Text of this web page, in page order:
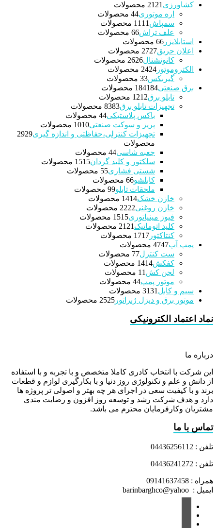
کشاورزی 21 21 محصولات
اره موتوری 44 محصولات
سمپاش
11 11 محصولات
علف تراش 66 محصولات
استابلایزر
66 محصولات
اعلان حریق
2727 محصولات
کانونشنال
2626 محصولات
الکتروموتور
2424 محصولات
گیربکس 33 محصولات
برق صنعتی
184184 محصولات
تابلو برق
1212 محصولات
تجهیزات تابلو برق
8383 محصولات
باکس پلاستیکی 44 محصولات
پریز و سوکت صنعتی
1010 محصولات
تجهیزات کنترلی،حفاظتی و اندازه گیری
2929
محصولات
جعبه شاسی 44 محصولات
سلکتور و کلید گردان
1515 محصولات
شستی فشاری 55 محصولات
کابلشو 66 محصولات
ملحقات تابلو 99 محصولات
خازن خشک
1414 محصولات
خازن روغنی
2222 محصولات
فیوز مینیاتوری
1515 محصولات
کلید اتوماتیک
21 21 محصولات
کنتاکتور
1717 محصولات
پمپ آب
4747 محصولات
ست کنترل 77 محصولات
کفکش
1414 محصولات
لجن کش
1 1 محصولات
موتور پمپ 44 محصولات
سیم و کابل
3131 محصولات
موتور برق و دیزل ژنراتور
2525 محصولات
نماد اعتماد الکترونیکی
درباره ما
این شرکت با انتخاب کادری کاملا متخصص و با تجربه و با استفاده
از دانش و علم و تکنولوژی روز دنیا و با بکارگیری لوازم و قطعات
برند و با کیفیت سعی در اجرای هر چه بهتر و اصولی تر پروژه ها
دارد و هدف شرکت رشد و توسعه روز افزون و رضایت مندی
مشتریان وکارفرمایان محترم می باشد.
تماس با ما
تلفن : 04436256112
تلفن : 04436241272
همراه : 09141637458
ایمیل : barinbarghco@yahoo